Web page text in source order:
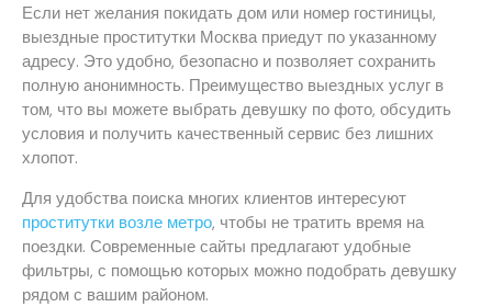
Если нет желания покидать дом или номер гостиницы,
выездные проститутки Москва приедут по указанному
адресу. Это удобно, безопасно и позволяет сохранить
полную анонимность. Преимущество выездных услуг в
том, что вы можете выбрать девушку по фото, обсудить
условия и получить качественный сервис без лишних
хлопот.
Для удобства поиска многих клиентов интересуют
проститутки возле метро, чтобы не тратить время на
поездки. Современные сайты предлагают удобные
фильтры, с помощью которых можно подобрать девушку
рядом с вашим районом.